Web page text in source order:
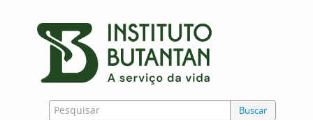
Buscar